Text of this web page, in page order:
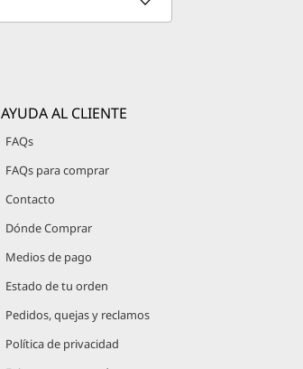
AYUDA AL CLIENTE
FAQs
FAQs para comprar
Contacto
Dónde Comprar
Medios de pago
Estado de tu orden
Pedidos, quejas y reclamos
Política de privacidad